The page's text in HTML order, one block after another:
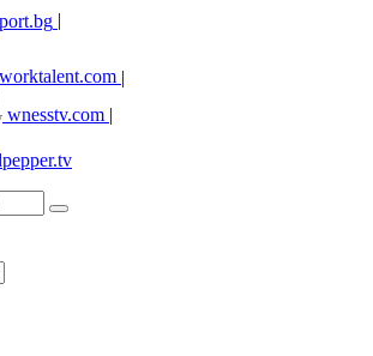
worktalent.com |
wnesstv.com |